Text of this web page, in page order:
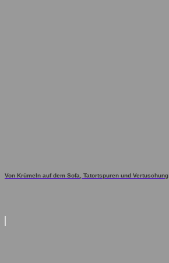
Von Krümeln auf dem Sofa, Tatortspuren und Vertuschung